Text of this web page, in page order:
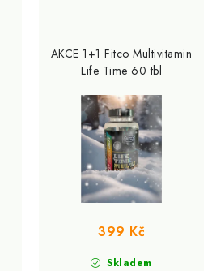
AKCE 1+1 Fitco Multivitamin
Life Time 60 tbl
Skladem
399 Kč